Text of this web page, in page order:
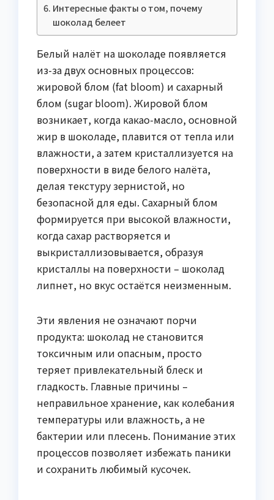
Интересные факты о том, почему
шоколад белеет
Белый налёт на шоколаде появляется
из-за двух основных процессов:
жировой блом (fat bloom) и сахарный
блом (sugar bloom). Жировой блом
возникает, когда какао-масло, основной
жир в шоколаде, плавится от тепла или
влажности, а затем кристаллизуется на
поверхности в виде белого налёта,
делая текстуру зернистой, но
безопасной для еды. Сахарный блом
формируется при высокой влажности,
когда сахар растворяется и
выкристаллизовывается, образуя
кристаллы на поверхности – шоколад
липнет, но вкус остаётся неизменным.
Эти явления не означают порчи
продукта: шоколад не становится
токсичным или опасным, просто
теряет привлекательный блеск и
гладкость. Главные причины –
неправильное хранение, как колебания
температуры или влажность, а не
бактерии или плесень. Понимание этих
процессов позволяет избежать паники
и сохранить любимый кусочек.